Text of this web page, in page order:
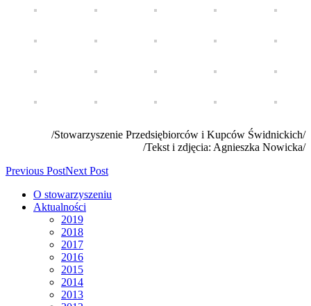
/Stowarzyszenie Przedsiębiorców i Kupców Świdnickich/
/Tekst i zdjęcia: Agnieszka Nowicka/
Previous PostNext Post
O stowarzyszeniu
Aktualności
2019
2018
2017
2016
2015
2014
2013